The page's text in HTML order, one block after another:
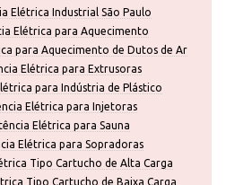
Elétrica Industrial São Paulo
Elétrica para Aquecimento
para Aquecimento de Dutos de Ar
Elétrica para Extrusoras
para Indústria de Plástico
Elétrica para Injetoras
Elétrica para Sauna
Elétrica para Sopradoras
Tipo Cartucho de Alta Carga
Tipo Cartucho de Baixa Carga